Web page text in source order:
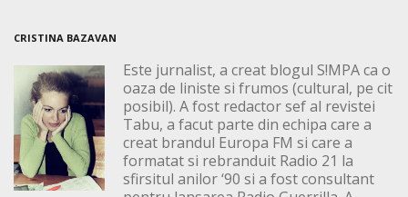
CRISTINA BAZAVAN
Este jurnalist, a creat blogul S!MPA ca o
oaza de liniste si frumos (cultural, pe cit
posibil). A fost redactor sef al revistei
Tabu, a facut parte din echipa care a
creat brandul Europa FM si care a
formatat si rebranduit Radio 21 la
sfirsitul anilor ‘90 si a fost consultant